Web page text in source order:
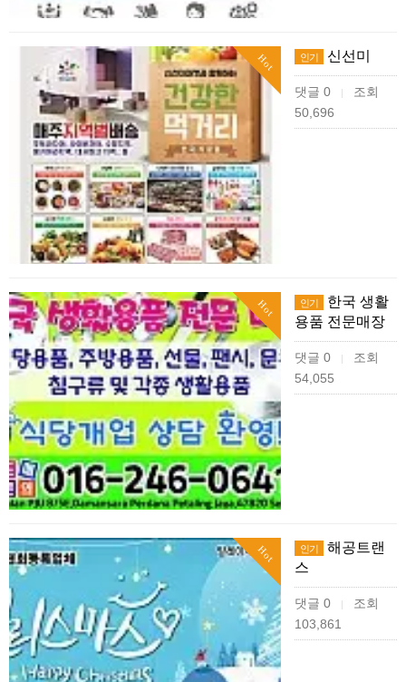
Hot 인기 신선미
댓글 0 |
조회
50,696
Hot 인기
한국 생활
용품 전문매장
댓글 0 |
조회
54,055
Hot 인기
해공트랜
스
댓글 0 |
조회
103,861